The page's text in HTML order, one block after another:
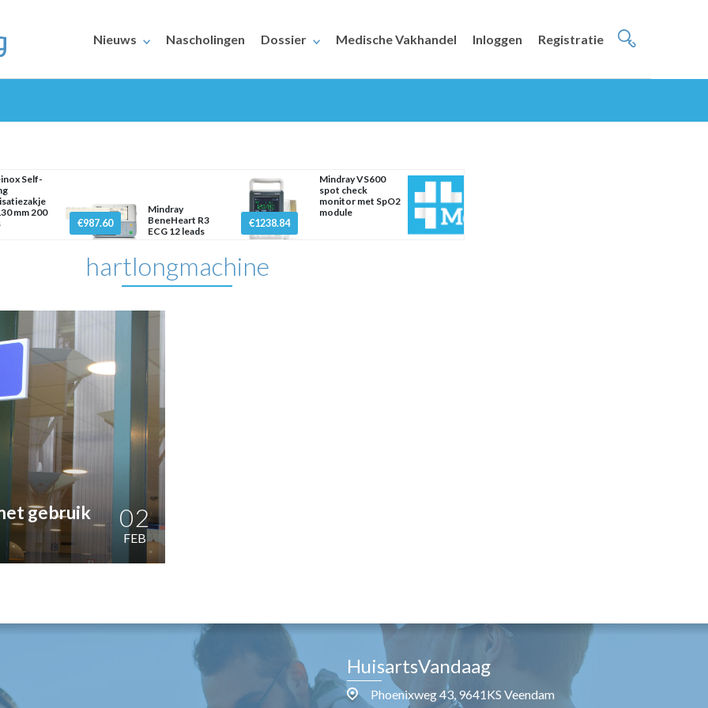
Nieuws Nascholingen Dossier Medische Vakhandel Inloggen Registratie
Self-
mm 200
€987.60
Mindray
BeneHeart R3
ECG 12 leads
€1238.84
Mindray VS600
spot check
monitor met SpO2
module
hartlongmachine
gebruik
02
FEB
HuisartsVandaag
Phoenixweg 43, 9641KS Veendam